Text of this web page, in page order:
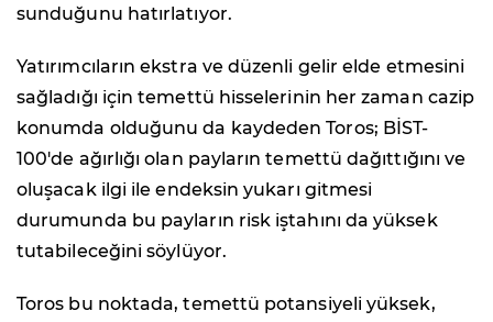
sunduğunu hatırlatıyor.
Yatırımcıların ekstra ve düzenli gelir elde etmesini
sağladığı için temettü hisselerinin her zaman cazip
konumda olduğunu da kaydeden Toros; BİST-
100'de ağırlığı olan payların temettü dağıttığını ve
oluşacak ilgi ile endeksin yukarı gitmesi
durumunda bu payların risk iştahını da yüksek
tutabileceğini söylüyor.
Toros bu noktada, temettü potansiyeli yüksek,